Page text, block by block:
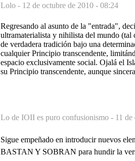
Lolo - 12 de octubre de 2010 - 08:24
Regresando al asunto de la "entrada",
ultramaterialista y nihilista del mundo (tal
de verdadera tradición bajo una
cualquier Principio transcendente,
espacio exclusivamente social. Ojalá el
su Principio transcendente, aunque
Lo de IOII es puro confusionismo - 11
Sigue empeñado en introducir nuevos
BASTAN Y SOBRAN para hundir la